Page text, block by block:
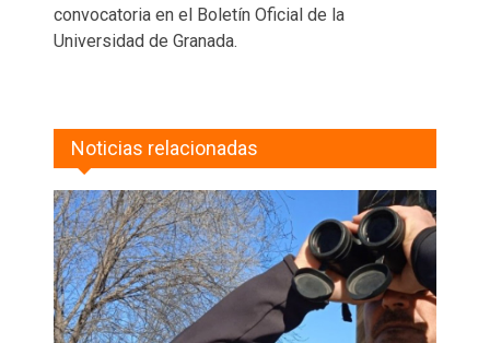
convocatoria en el Boletín Oficial de la
Universidad de Granada.
Noticias relacionadas